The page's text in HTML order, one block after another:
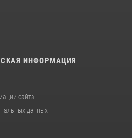
ИНФОРМАЦИЯ
сайта
данных